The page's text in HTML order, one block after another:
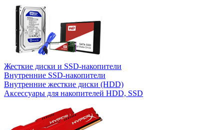
Жесткие диски и SSD-накопители
Внутренние SSD-накопители
Внутренние жесткие диски (HDD)
Аксессуары для накопителей HDD, SSD